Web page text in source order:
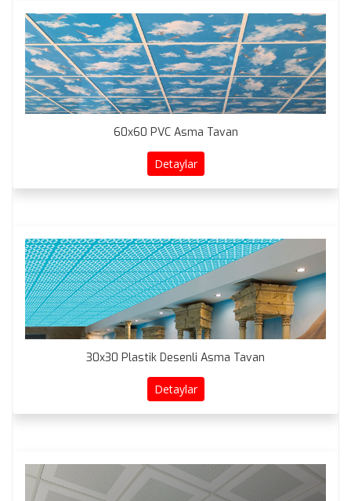
60x60 PVC Asma Tavan
Detaylar
30x30 Plastik Desenli Asma Tavan
Detaylar